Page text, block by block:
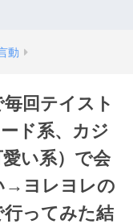
動
回テイスト
ド系、カジ
い系）で会
→ヨレヨレの
ってみた結